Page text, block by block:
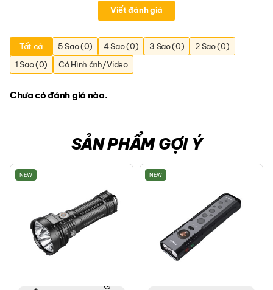
Viết đánh giá
Tất cả 5 Sao (0) 4 Sao (0) 3 Sao (0)
2 Sao (0)
1 Sao (0)
Có Hình ảnh/Video
Chưa có đánh giá nào.
SẢN PHẨM GỢI Ý
NEW NEW